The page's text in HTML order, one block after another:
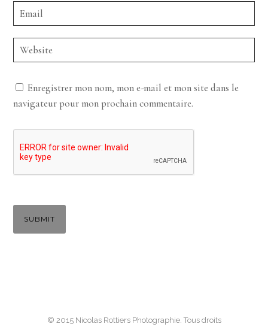
Enregistrer mon nom, mon e-mail et mon site dans le
navigateur pour mon prochain commentaire.
© 2015 Nicolas Rottiers Photographie. Tous droits